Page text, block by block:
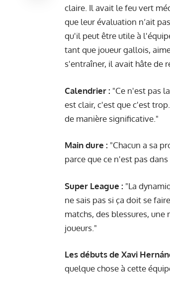
claire. Il avait le feu vert
que leur évaluation n’ait
qu'il peut être utile à
tant que joueur gallois,
s'entraîner, il avait hâte de
Calendrier : "Ce n'est pas
est clair, c'est que c'est
de manière significative."
Main dure : "Chacun a sa
parce que ce n'est pas
Super League : "La
ne sais pas si ça doit se
matchs, des blessures,
joueurs."
Les débuts de Xavi
quelque chose à cette